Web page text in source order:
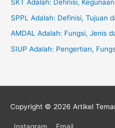
SKT Adalah: Definisi,
SPPL Adalah: Definisi, Tujuan
AMDAL Adalah: Fungsi, Jenis
SIUP Adalah: Pengertian,
Copyright © 2026 Artikel
Instagram Email